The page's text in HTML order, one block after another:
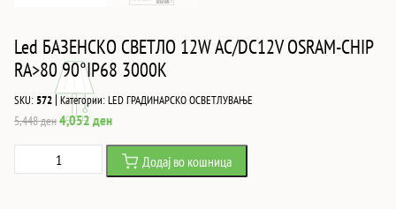
Led БАЗЕНСКО СВЕТЛО 12W AC/DC12V OSRAM-CHIP
RA>80 90°IP68 3000K
SKU:572|Категории:LED ГРАДИНАРСКО ОСВЕТЛУВАЊЕ
5,448денOriginal
was:
5,448 ден.
4,052 денCurrent
price
4,052 ден.
БАЗЕНСКО
Додај во кошница